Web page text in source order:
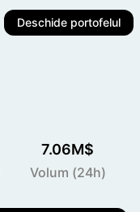
Deschide portofelul
7.06M$
Volum (24h)